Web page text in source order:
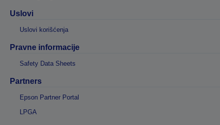
Uslovi
Uslovi korišćenja
Pravne informacije
Safety Data Sheets
Partners
Epson Partner Portal
LPGA